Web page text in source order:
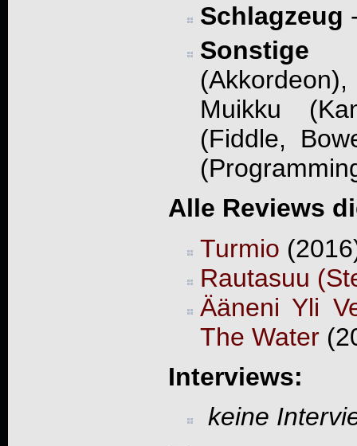
Schlagzeug
Sonstige
Muikku
(Fiddle,
Alle Reviews
Turmio
Rautasuu
Ääneni Yli
The Water
Interviews:
keine